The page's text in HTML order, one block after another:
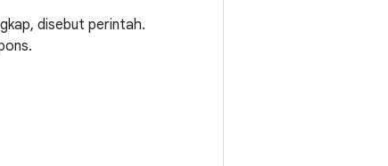
disebut perintah.